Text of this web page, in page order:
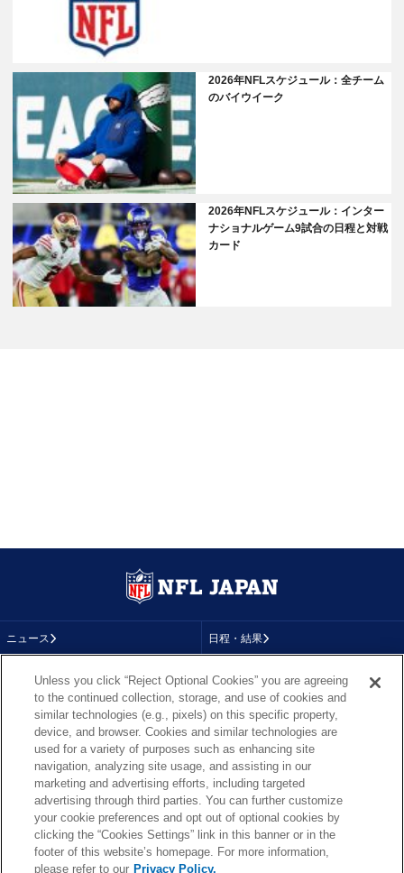
2026年NFLスケジュール：全チーム
のバイウイーク
2026年NFLスケジュール：インター
ナショナルゲーム9試合の日程と対戦
カード
ニュース 日程・結果
コラム テレビ
画像
チーム 順位表
選手成績 About NFL
More NFL 特集
Unless you click “Reject Optional Cookies” you are agreeing
to the continued collection, storage, and use of cookies and
similar technologies (e.g., pixels) on this specific property,
device, and browser. Cookies and similar technologies are
used for a variety of purposes such as enhancing site
navigation, analyzing site usage, and assisting in our
marketing and advertising efforts, including targeted
advertising through third parties. You can further customize
your cookie preferences and opt out of optional cookies by
clicking the “Cookies Settings” link in this banner or in the
footer of this website’s homepage. For more information,
please refer to our Privacy Policy.